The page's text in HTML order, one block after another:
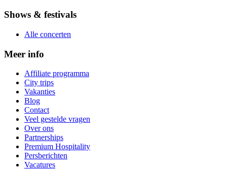
Shows & festivals
Alle concerten
Meer info
Affiliate programma
City trips
Vakanties
Blog
Contact
Veel gestelde vragen
Over ons
Partnerships
Premium Hospitality
Persberichten
Vacatures